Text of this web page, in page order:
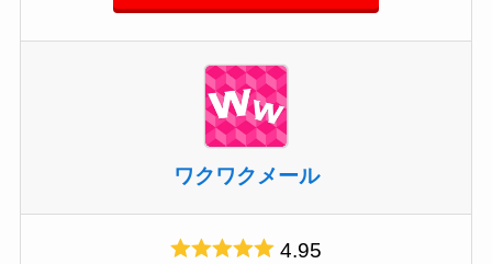
ワクワクメール
4.95